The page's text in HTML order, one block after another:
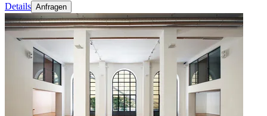
Details Anfragen